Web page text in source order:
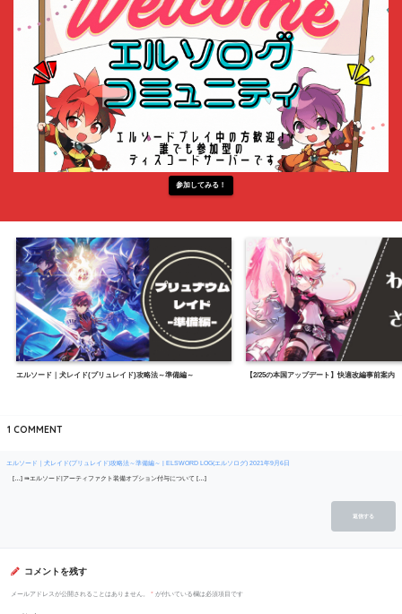
参加してみる！
エルソード｜犬レイド(プリュレイド)攻略法～準備編～ 【2/25の本国アップデート】快適改編事前案内
1 COMMENT
エルソード｜犬レイド(プリュレイド)攻略法～準備編～ | ELSWORD LOG(エルソログ) 2021年9月6日
[…] ⇛エルソード|アーティファクト装備オプション付与について […]
返信する
コメントを残す
メールアドレスが公開されることはありません。 * が付いている欄は必須項目です